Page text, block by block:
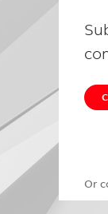
Or